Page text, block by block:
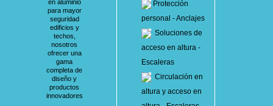
en aluminio
para mayor
seguridad
edificios y
techos,
nosotros
ofrecer una
gama
completa de
diseño y
productos
innovadores
Protección
personal - Anclajes
Soluciones de
acceso en altura -
Escaleras
Circulación en
altura y acceso en